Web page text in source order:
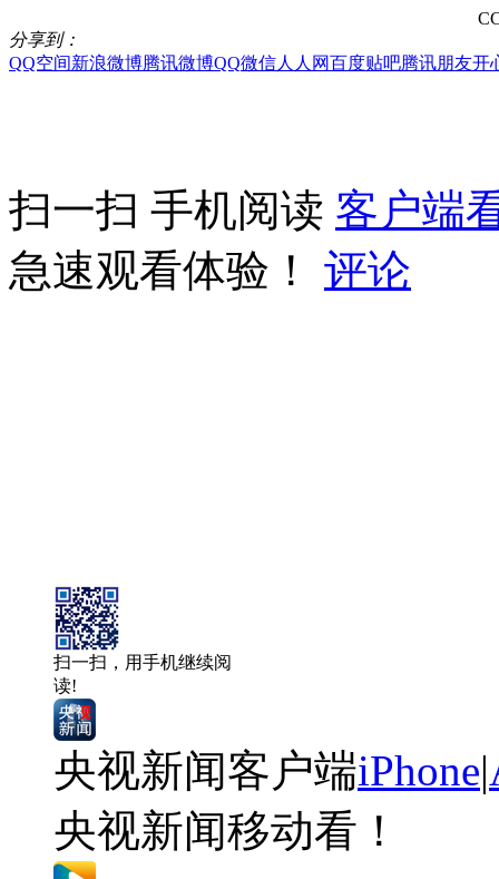
分享到：
QQ空间新浪微博腾讯微博QQ微信人人网百度贴吧腾讯朋友开
扫一扫 手机阅读 客户端
急速观看体验！
评论
扫一扫，用手机继续阅
读!
央视新闻客户端iPhone|
央视新闻移动看！